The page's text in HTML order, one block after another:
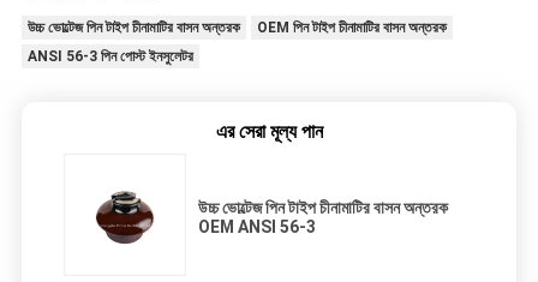
উচ্চ ভোল্টেজ পিন টাইপ চীনামাটির বাসন অন্তরক
OEM পিন টাইপ চীনামাটির বাসন অন্তরক
ANSI 56-3 পিন পোস্ট ইনসুলেটর
এর সেরা মূল্য পান
উচ্চ ভোল্টেজ পিন টাইপ চীনামাটির বাসন অন্তরক
OEM ANSI 56-3